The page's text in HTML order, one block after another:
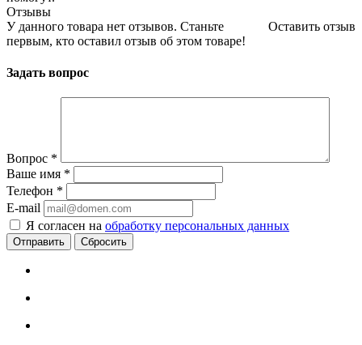
Отзывы
Оставить отзыв
У данного товара нет отзывов. Станьте
первым, кто оставил отзыв об этом товаре!
Задать вопрос
Вопрос *
Ваше имя *
Телефон *
E-mail
Я согласен на обработку персональных данных
Сбросить